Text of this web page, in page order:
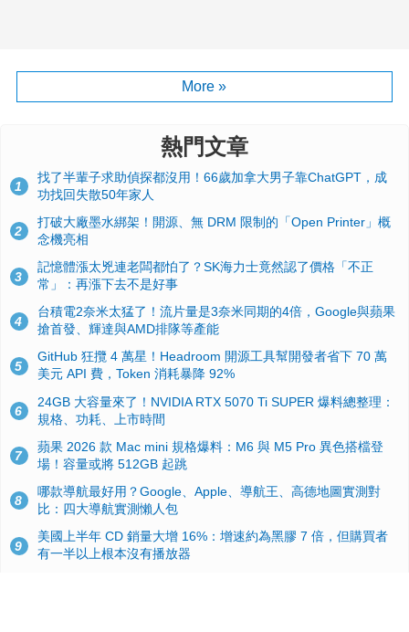
More »
熱門文章
1
找了半輩子求助偵探都沒用！66歲加拿大男子靠ChatGPT，成
功找回失散50年家人
2
打破大廠墨水綁架！開源、無 DRM 限制的「Open Printer」概
念機亮相
3
記憶體漲太兇連老闆都怕了？SK海力士竟然認了價格「不正
常」：再漲下去不是好事
4
台積電2奈米太猛了！流片量是3奈米同期的4倍，Google與蘋果
搶首發、輝達與AMD排隊等產能
5
GitHub 狂攬 4 萬星！Headroom 開源工具幫開發者省下 70 萬
美元 API 費，Token 消耗暴降 92%
6
24GB 大容量來了！NVIDIA RTX 5070 Ti SUPER 爆料總整理：
規格、功耗、上市時間
7
蘋果 2026 款 Mac mini 規格爆料：M6 與 M5 Pro 異色搭檔登
場！容量或將 512GB 起跳
8
哪款導航最好用？Google、Apple、導航王、高德地圖實測對
比：四大導航實測懶人包
9
美國上半年 CD 銷量大增 16%：增速約為黑膠 7 倍，但購買者
有一半以上根本沒有播放器